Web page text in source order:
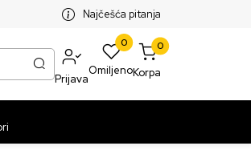
PREKO 5999 RSDNajčešća pitanja
Prijava
0
Omiljeno
0
Korpa